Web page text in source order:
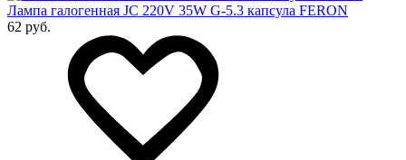
Лампа галогенная JC 220V 35W G-5.3 капсула FERON
62 руб.